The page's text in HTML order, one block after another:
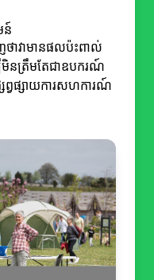
ន៍
ាវាមានផលប៉ះពាល់
នត្រឹមតែជាឧបករណ៍
សព្វផ្សាយការសហការណ៍